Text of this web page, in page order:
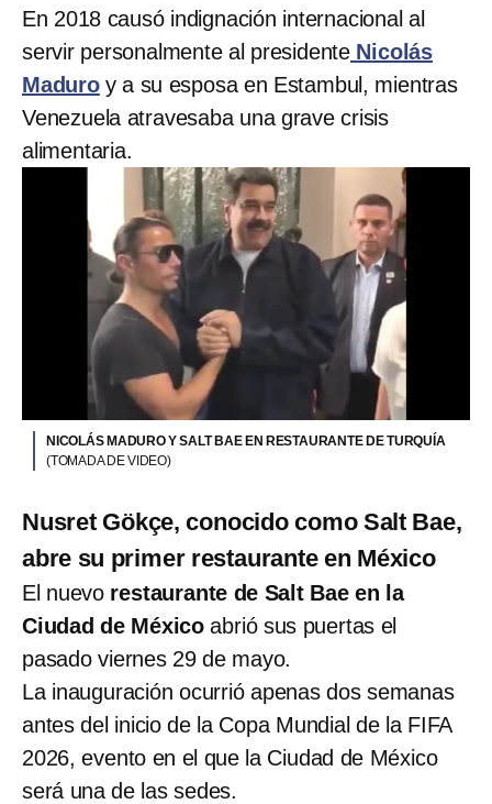
En 2018 causó indignación internacional al
servir personalmente al presidente Nicolás
Maduroy a su esposa en Estambul, mientras
Venezuela atravesaba una grave crisis
alimentaria.
NICOLÁS MADURO Y SALT BAE EN RESTAURANTE DE TURQUÍA
(TOMADA DE VIDEO)
Nusret Gökçe, conocido como Salt Bae,
abre su primer restaurante en México
El nuevo restaurante de Salt Bae en la
Ciudad de México abrió sus puertas el
pasado viernes 29 de mayo.
La inauguración ocurrió apenas dos semanas
antes del inicio de la Copa Mundial de la FIFA
2026, evento en el que la Ciudad de México
será una de las sedes.